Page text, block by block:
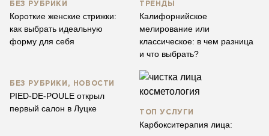
БЕЗ РУБРИКИ
Короткие женские стрижки:
как выбрать идеальную
форму для себя
ТРЕНДЫ
Калифорнийское
мелирование или
классическое: в чем разница
и что выбрать?
БЕЗ РУБРИКИ, НОВОСТИ
PIED-DE-POULE открыл
первый салон в Луцке
ТОП УСЛУГИ
Карбокситерапия лица: